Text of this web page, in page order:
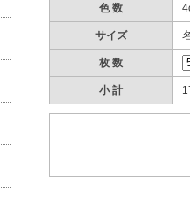
色 数
サイズ
枚 数
小 計